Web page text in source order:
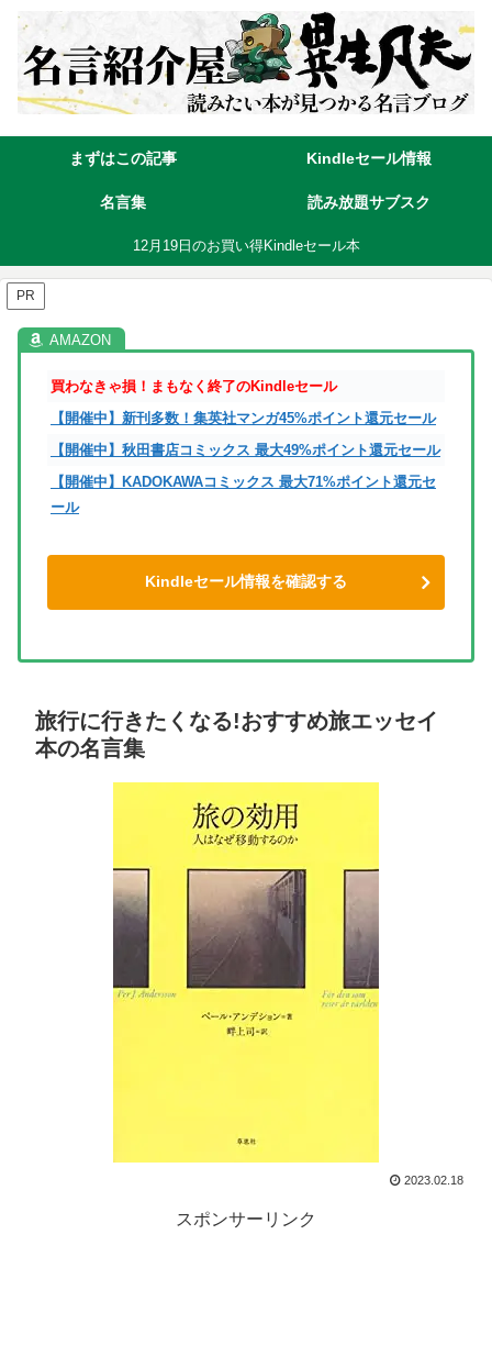
まずはこの記事 Kindleセール情報
名言集 読み放題サブスク
12月19日のお買い得Kindleセール本
PR
買わなきゃ損！まもなく終了のKindleセール
【開催中】新刊多数！集英社マンガ45%ポイント還元セール
【開催中】秋田書店コミックス 最大49%ポイント還元セール
【開催中】KADOKAWAコミックス 最大71%ポイント還元セ
ール
Kindleセール情報を確認する
旅行に行きたくなる!おすすめ旅エッセイ
本の名言集
2023.02.18
スポンサーリンク